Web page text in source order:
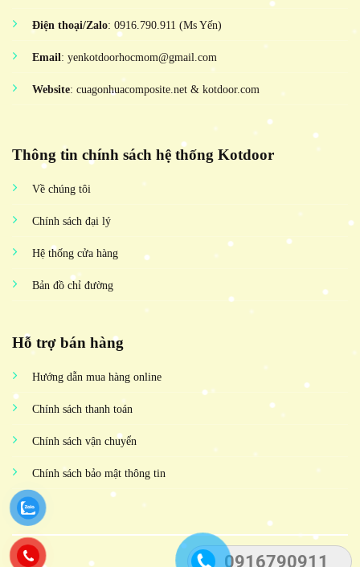
0916790911
Điện thoại/Zalo: 0916.790.911 (Ms Yến)
Email: yenkotdoorhocmom@gmail.com
Website: cuagonhuacomposite.net & kotdoor.com
Thông tin chính sách hệ thống Kotdoor
Về chúng tôi
Chính sách đại lý
Hệ thống cửa hàng
Bản đồ chỉ đường
Hỗ trợ bán hàng
Hướng dẫn mua hàng online
Chính sách thanh toán
Chính sách vận chuyển
Chính sách bảo mật thông tin